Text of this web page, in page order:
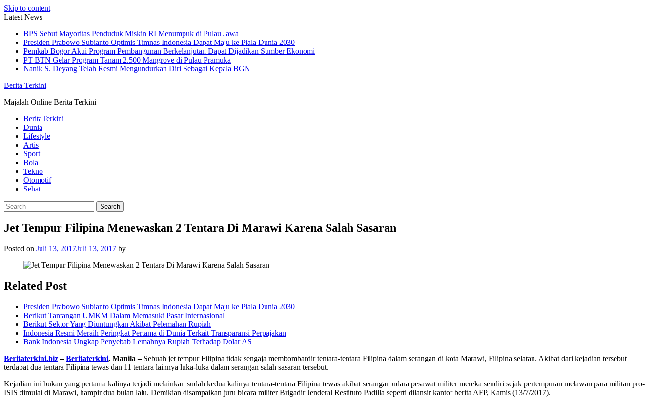
Skip to content
Latest News
BPS Sebut Mayoritas Penduduk Miskin RI Menumpuk di Pulau Jawa
Presiden Prabowo Subianto Optimis Timnas Indonesia Dapat Maju ke Piala Dunia 2030
Pemkab Bogor Akui Program Pembangunan Berkelanjutan Dapat Dijadikan Sumber Ekonomi
PT BTN Gelar Program Tanam 2.500 Mangrove di Pulau Pramuka
Nanik S. Deyang Telah Resmi Mengundurkan Diri Sebagai Kepala BGN
Berita Terkini
Majalah Online Berita Terkini
BeritaTerkini
Dunia
Lifestyle
Artis
Sport
Bola
Tekno
Otomotif
Sehat
Jet Tempur Filipina Menewaskan 2 Tentara Di Marawi Karena Salah Sasaran
Posted on Juli 13, 2017Juli 13, 2017 by
Related Post
Presiden Prabowo Subianto Optimis Timnas Indonesia Dapat Maju ke Piala Dunia 2030
Berikut Tantangan UMKM Dalam Memasuki Pasar Internasional
Berikut Sektor Yang Diuntungkan Akibat Pelemahan Rupiah
Indonesia Resmi Meraih Peringkat Pertama di Dunia Terkait Transparansi Perpajakan
Bank Indonesia Ungkap Penyebab Lemahnya Rupiah Terhadap Dolar AS
Beritaterkini.biz–Beritaterkini, Manila –Sebuah jet tempur Filipina tidak sengaja membombardir tentara-tentara Filipina dalam serangan di kota Marawi, Filipina selatan. Akibat dari kejadian tersebut
terdapat dua tentara Filipina tewas dan 11 tentara lainnya luka-luka dalam serangan salah sasaran tersebut.
Kejadian ini bukan yang pertama kalinya terjadi melainkan sudah kedua kalinya tentara-tentara Filipina tewas akibat serangan udara pesawat militer mereka sendiri sejak pertempuran melawan para militan pro-
ISIS dimulai di Marawi, hampir dua bulan lalu. Demikian disampaikan juru bicara militer Brigadir Jenderal Restituto Padilla seperti dilansir kantor berita AFP, Kamis (13/7/2017).